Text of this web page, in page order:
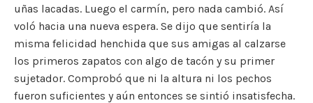
uñas lacadas. Luego el carmín, pero nada cambió. Así
voló hacia una nueva espera. Se dijo que sentiría la
misma felicidad henchida que sus amigas al calzarse
los primeros zapatos con algo de tacón y su primer
sujetador. Comprobó que ni la altura ni los pechos
fueron suficientes y aún entonces se sintió insatisfecha.